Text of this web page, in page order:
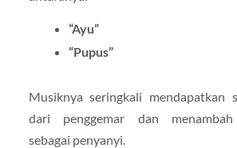
“Ayu”
“Pupus”
Musiknya seringkali mendapatkan
dari penggemar dan menambah
sebagai penyanyi.